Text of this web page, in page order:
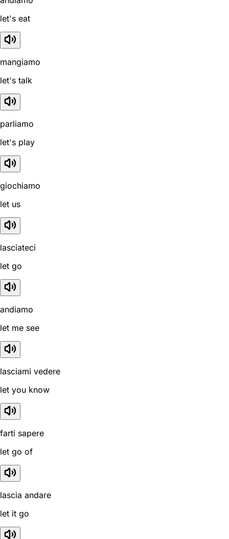
let's eat
mangiamo
let's talk
parliamo
let's play
giochiamo
let us
lasciateci
let go
andiamo
let me see
lasciami vedere
let you know
farti sapere
let go of
lascia andare
let it go